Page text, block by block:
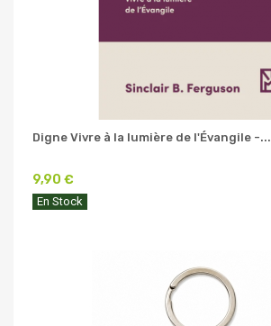
Digne Vivre à la lumière de l'Évangile -...
9,90 €
En Stock